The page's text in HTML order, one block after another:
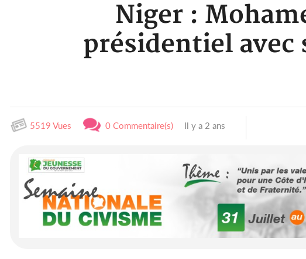
Niger :
présidentiel avec
5519 Vues 0 Commentaire(s) Il y a 2 ans